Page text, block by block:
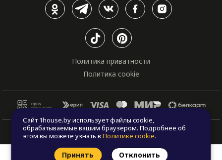
Политика приватности
Политика cookie
© Все права защищены. "One house", 2011 - 2026
Сайт 1house.by использует файлы cookie,
обрабатываемые вашим браузером. Подробнее об
этом вы можете узнать вПолитике cookie.
Принять Отклонить